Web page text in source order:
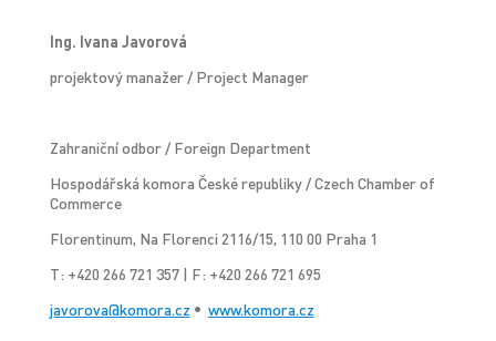
Ing. Ivana Javorová
projektový manažer / Project Manager
Zahraniční odbor / Foreign Department
Hospodářská komora České republiky / Czech Chamber of
Commerce
Florentinum, Na Florenci 2116/15, 110 00 Praha 1
T: +420 266 721 357 | F: +420 266 721 695
javorova@komora.cz • www.komora.cz